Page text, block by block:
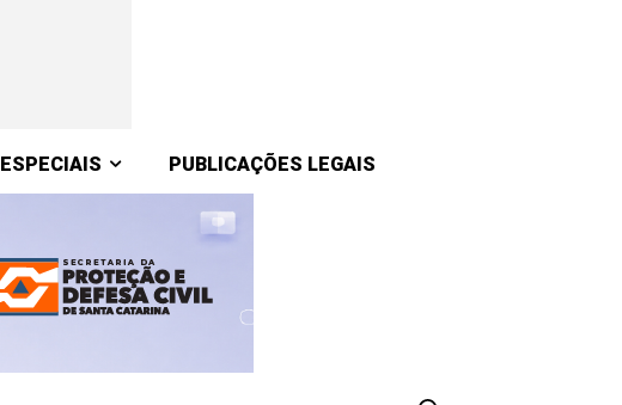
ESPECIAIS PUBLICAÇÕES LEGAIS